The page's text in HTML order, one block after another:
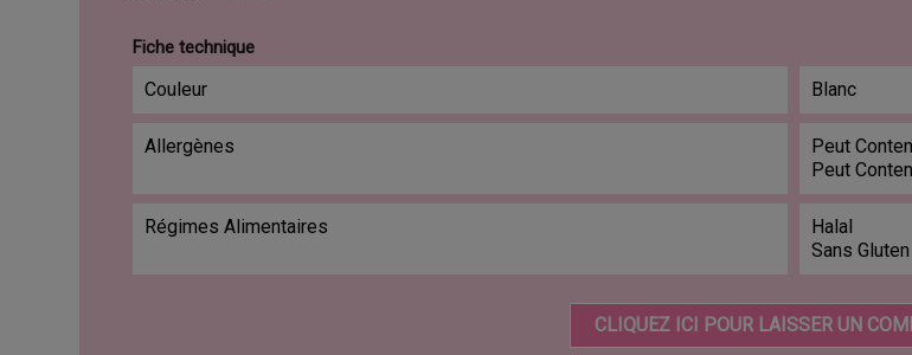
Fiche technique
Couleur Blanc
Allergènes
Peut
Peut
Régimes Alimentaires
Halal
Sans Gluten
CLIQUEZ ICI POUR LAISSER UN